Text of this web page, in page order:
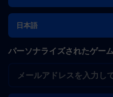
日本語
パーソナライズされたゲー